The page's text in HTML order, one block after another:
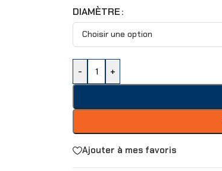
DIAMÈTRE
- +
Ajouter à mes favoris